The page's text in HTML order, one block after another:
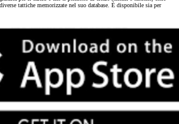
tattiche memorizzate nel suo database. È disponibile sia per